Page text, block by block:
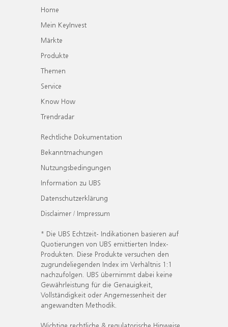
Home
Mein KeyInvest
Märkte
Produkte
Themen
Service
Know How
Trendradar
Rechtliche Dokumentation
Bekanntmachungen
Nutzungsbedingungen
Information zu UBS
Datenschutzerklärung
Disclaimer / Impressum
* Die UBS Echtzeit- Indikationen basieren auf
Quotierungen von UBS emittierten Index-
Produkten. Diese Produkte versuchen den
zugrundeliegenden Index im Verhältnis 1:1
nachzufolgen. UBS übernimmt dabei keine
Gewährleistung für die Genauigkeit,
Vollständigkeit oder Angemessenheit der
angewandten Methodik.